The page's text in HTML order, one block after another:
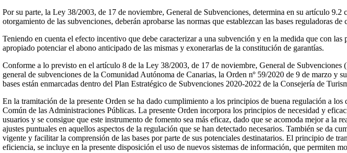
Por su parte, la Ley 38/2003, de 17 de noviembre, General de Subvenciones, determina en su artículo
otorgamiento de las subvenciones, deberán aprobarse las normas que establezcan las bases reguladoras
Teniendo en cuenta el efecto incentivo que debe caracterizar a una subvención y en la medida que con
apropiado potenciar el abono anticipado de las mismas y exonerarlas de la constitución de garantías.
Conforme a lo previsto en el artículo 8 de la Ley 38/2003, de 17 de noviembre, General de
general de subvenciones de la Comunidad Autónoma de Canarias, la Orden nº 59/2020 de 9 de marzo
bases están enmarcadas dentro del Plan Estratégico de Subvenciones 2020-2022 de la Consejería de
En la tramitación de la presente Orden se ha dado cumplimiento a los principios de buena regulación a
Común de las Administraciones Públicas. La presente Orden incorpora los principios de necesidad y
usuarios y se consigue que este instrumento de fomento sea más eficaz, dado que se acomoda mejor a
ajustes puntuales en aquellos aspectos de la regulación que se han detectado necesarios. También se
vigente y facilitar la comprensión de las bases por parte de sus potenciales destinatarios. El principio de
eficiencia, se incluye en la presente disposición el uso de nuevos sistemas de información, que permiten